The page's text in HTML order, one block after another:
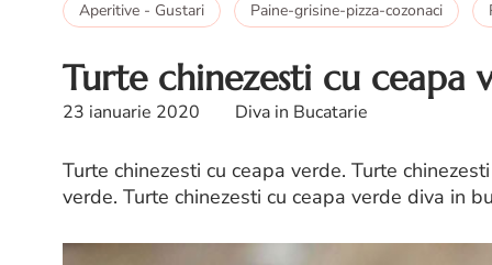
Aperitive - Gustari Paine-grisine-pizza-cozonaci
Turte chinezesti cu ceapa
23 ianuarie 2020 Diva in Bucatarie
Turte chinezesti cu ceapa verde. Turte
verde. Turte chinezesti cu ceapa verde diva in